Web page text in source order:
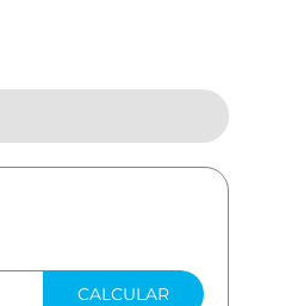
CALCULAR